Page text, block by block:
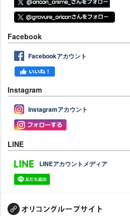
Facebook
Facebookアカウント
Instagram
Instagramアカウント
LINE
LINEアカウントメディア